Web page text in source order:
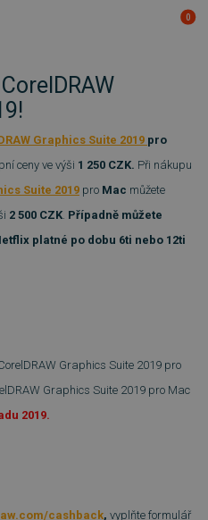
0
Graphics Suite 2019 pro
ceny ve výši 1 250 CZK. Při nákupu
Suite 2019 pro Mac můžete
2 500 CZK. Případně můžete
platné po dobu 6ti nebo 12ti
Graphics Suite 2019 pro
Graphics Suite 2019 pro Mac
2019.
cashback, vyplňte formulář